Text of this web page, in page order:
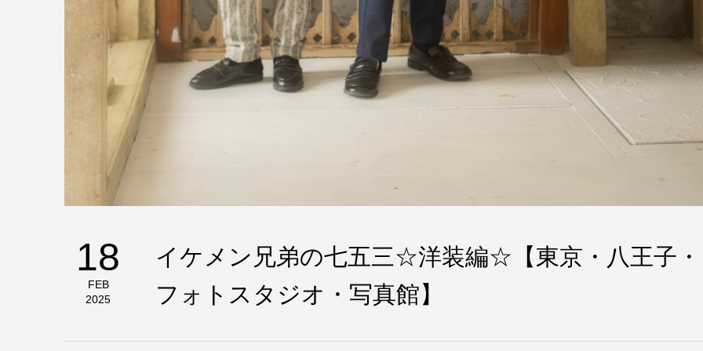
18
FEB
2025
イケメン兄弟の七五三☆洋装編☆【東京・八王子・
フォトスタジオ・写真館】